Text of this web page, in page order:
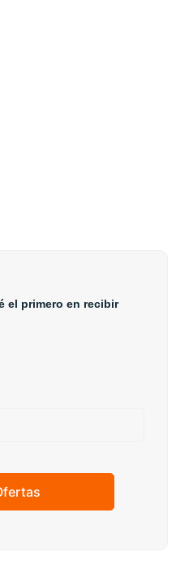
el primero en recibir